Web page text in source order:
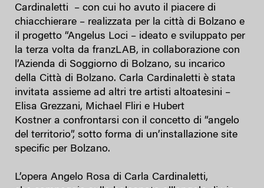
Cardinaletti – con cui ho avuto il piacere di
chiacchierare – realizzata per la città di Bolzano e
il progetto “Angelus Loci – ideato e sviluppato per
la terza volta da franzLAB, in collaborazione con
l’Azienda di Soggiorno di Bolzano, su incarico
della Città di Bolzano. Carla Cardinaletti è stata
invitata assieme ad altri tre artisti altoatesini –
Elisa Grezzani, Michael Fliri e Hubert
Kostner a confrontarsi con il concetto di “angelo
del territorio”, sotto forma di un’installazione site
specific per Bolzano.
L’opera Angelo Rosa di Carla Cardinaletti,